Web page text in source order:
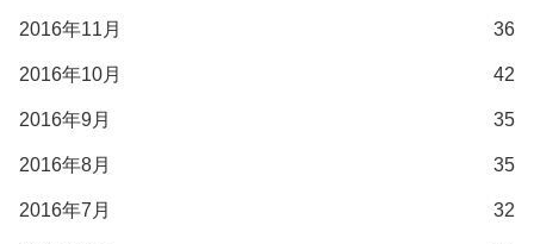
2016年11月 36
2016年10月 42
2016年9月 35
2016年8月 35
2016年7月 32